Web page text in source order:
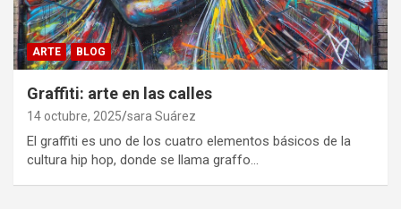
ARTE BLOG
Graffiti: arte en las calles
14 octubre, 2025 sara Suárez
El graffiti es uno de los cuatro elementos básicos de la
cultura hip hop, donde se llama graffo…